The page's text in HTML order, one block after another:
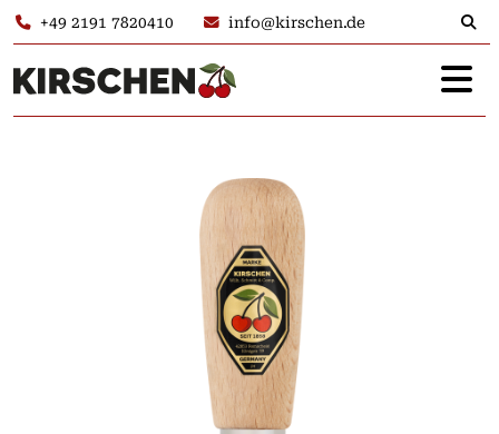
+49 2191 7820410 info@kirschen.de